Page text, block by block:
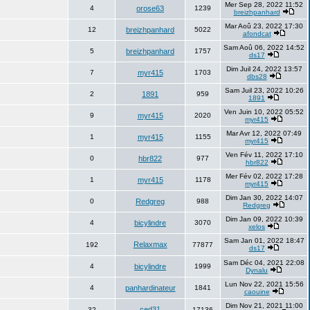
4 orose63 1239
Mer Sep 28, 2022 11:52
breizhpanhard
12 breizhpanhard 5022
Mar Aoû 23, 2022 17:30
afondcat
5 breizhpanhard 1757
Sam Aoû 06, 2022 14:52
ds17
7 myr415 1703
Dim Juil 24, 2022 13:57
dbs28
2 1891 959
Sam Juil 23, 2022 10:26
1891
9 myr415 2020
Ven Juin 10, 2022 05:52
myr415
1 myr415 1155
Mar Avr 12, 2022 07:49
myr415
0 hbr822 977
Ven Fév 11, 2022 17:10
hbr822
1 myr415 1178
Mer Fév 02, 2022 17:28
myr415
0 Redgreg 988
Dim Jan 30, 2022 14:07
Redgreg
4 bicylindre 3070
Dim Jan 09, 2022 10:39
xelos
192 Relaxmax 77877
Sam Jan 01, 2022 18:47
ds17
4 bicylindre 1999
Sam Déc 04, 2021 22:08
Dynalu
4 panhardinateur 1841
Lun Nov 22, 2021 15:56
caouine
Dim Nov 21, 2021 11:00